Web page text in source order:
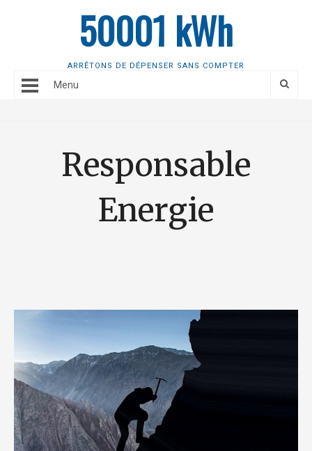
50001 kWh
ARRÊTONS DE DÉPENSER SANS COMPTER
Menu
Responsable
Energie